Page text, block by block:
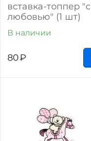
вставка-топпер "с
любовью" (1 шт)
В наличии
80₽